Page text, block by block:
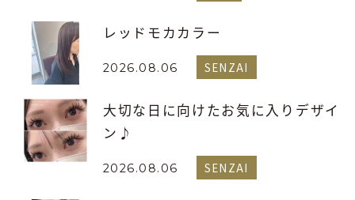
レッドモカカラー
2026.08.06 SENZAI
大切な日に向けたお気に入りデザイ
ン♪
2026.08.06 SENZAI